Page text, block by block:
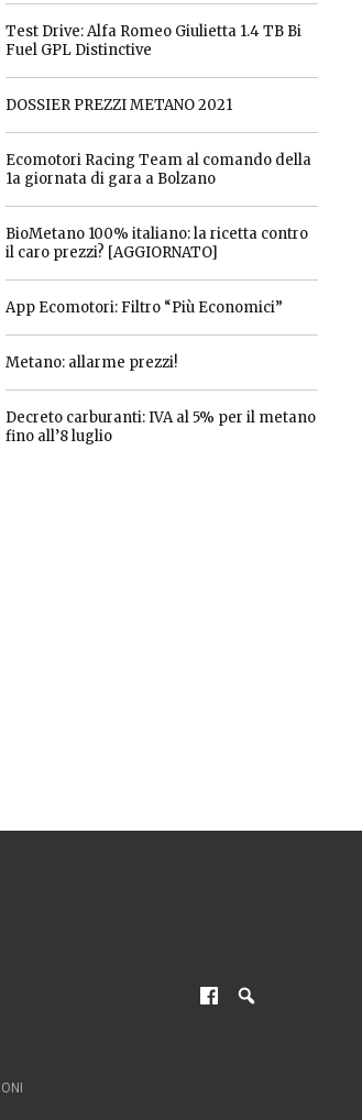
Test Drive: Alfa Romeo Giulietta 1.4 TB Bi
Fuel GPL Distinctive
DOSSIER PREZZI METANO 2021
Ecomotori Racing Team al comando della
1a giornata di gara a Bolzano
BioMetano 100% italiano: la ricetta contro
il caro prezzi? [AGGIORNATO]
App Ecomotori: Filtro “Più Economici”
Metano: allarme prezzi!
Decreto carburanti: IVA al 5% per il metano
fino all’8 luglio